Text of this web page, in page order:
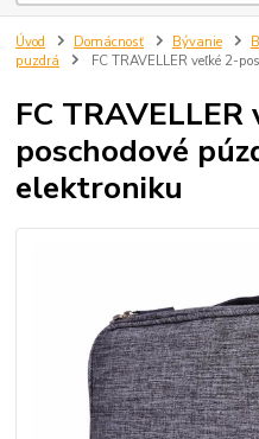
Úvod Domácnosť Bývanie
puzdrá
FC TRAVELLER veľké 2-
FC
poschodové
elektroniku